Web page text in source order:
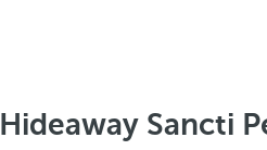
Sancti